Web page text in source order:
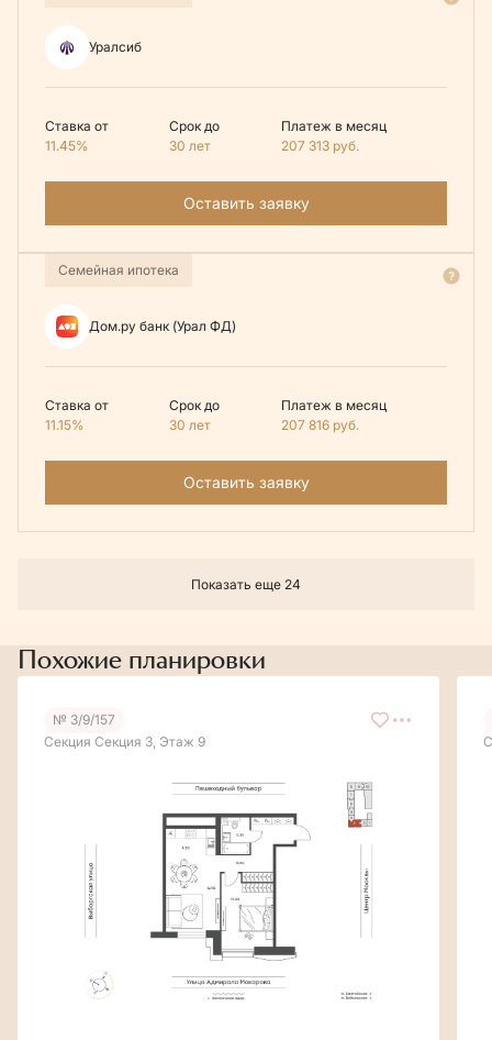
Уралсиб
Ставка от
11.45%
Срок до
30 лет
Платеж в месяц
207 313 руб.
Оставить заявку
Семейная ипотека
Дом.ру банк (Урал ФД)
Ставка от
11.15%
Срок до
30 лет
Платеж в месяц
207 816 руб.
Оставить заявку
Показать еще 24
Похожие планировки
№ 3/9/157
Секция Секция 3, Этаж 9